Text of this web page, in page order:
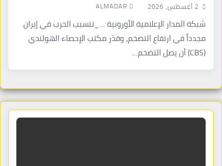
2 أغسطس، 2026 ALMADAR
شبكة المدار الإعلامية الأوروبية …_تتسبب الحرب في إيران
مجدداً في ارتفاع التضخم، وقدّر مكتب الإحصاء الهولندي
(CBS) أن يصل التضخم…